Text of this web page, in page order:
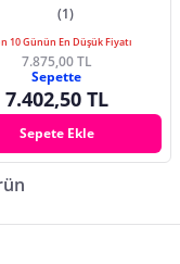
(1)
10 Günün En Düşük Fiyatı
7.875,00 TL
Sepette
7.402,50 TL
Sepete Ekle